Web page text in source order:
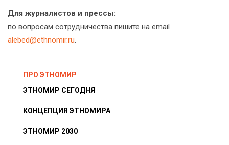
Для журналистов и прессы:
по вопросам сотрудничества пишите на email
alebed@ethnomir.ru.
ПРО ЭТНОМИР
ЭТНОМИР СЕГОДНЯ
КОНЦЕПЦИЯ ЭТНОМИРА
ЭТНОМИР 2030